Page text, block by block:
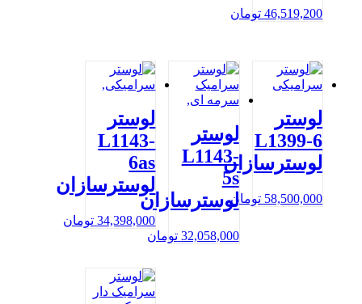
46,519,200 تومان
لوستر
L1399-6
لوسترسازان
58,500,000 تومان
لوستر
L1143-
5s
لوسترسازان
32,058,000 تومان
لوستر
L1143-
6as
لوسترسازان
34,398,000 تومان